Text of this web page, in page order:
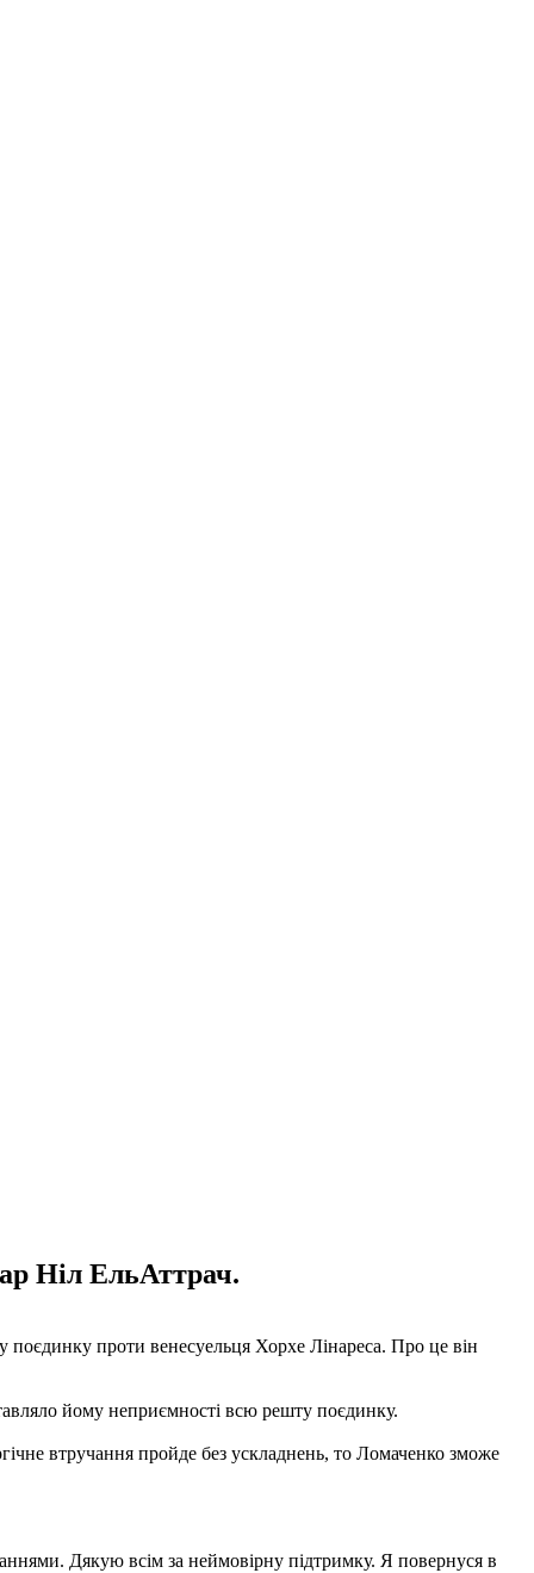
Ніл ЕльАттрач.
поєдинку проти венесуельця Хорхе Лінареса. Про це він
йому неприємності всю решту поєдинку.
втручання пройде без ускладнень, то Ломаченко зможе
Дякую всім за неймовірну підтримку. Я повернуся в